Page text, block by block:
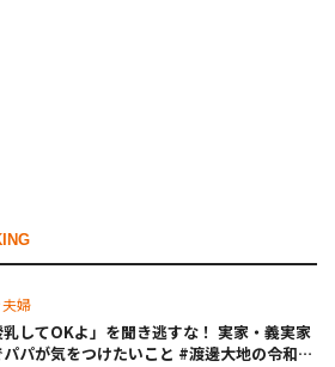
婦
乳してOKよ」を聞き逃すな！ 実家・義実家
パが気をつけたいこと #渡邊大地の令和的